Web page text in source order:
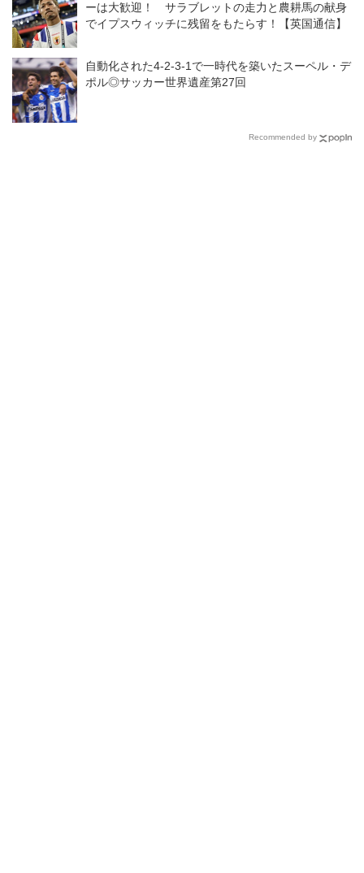
ーは大歓迎！ サラブレットの走力と農耕馬の献身
でイプスウィッチに残留をもたらす！【英国通信】
自動化された4-2-3-1で一時代を築いたスーペル・デ
ポル◎サッカー世界遺産第27回
Recommended by